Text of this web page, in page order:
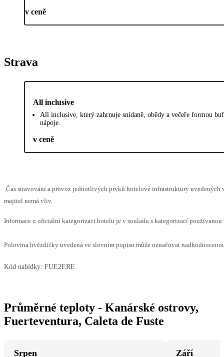
v ceně
Strava
All inclusive
All inclusive, který zahrnuje snídaně, obědy a večeře formou
nápoje.
v ceně
Čas stravování a provoz jednotlivých prvků hotelové infrastruktury uvedených
majitel nemá vliv.
Informace o oficiální kategorizaci hotelu je v souladu s kategorizací
Polovina hvězdičky uvedená ve slovním popisu může označovat
Kód nabídky: FUE2ERE
Průměrné teploty - Kanárské ostrovy,
Fuerteventura, Caleta de Fuste
Srpen Září